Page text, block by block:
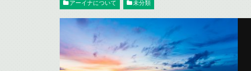
アーイナについて 未分類